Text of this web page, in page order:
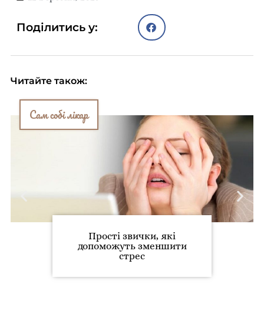
Поділитись у:
Читайте також:
Сам собі лікар
Прості звички, які
допоможуть зменшити
стрес